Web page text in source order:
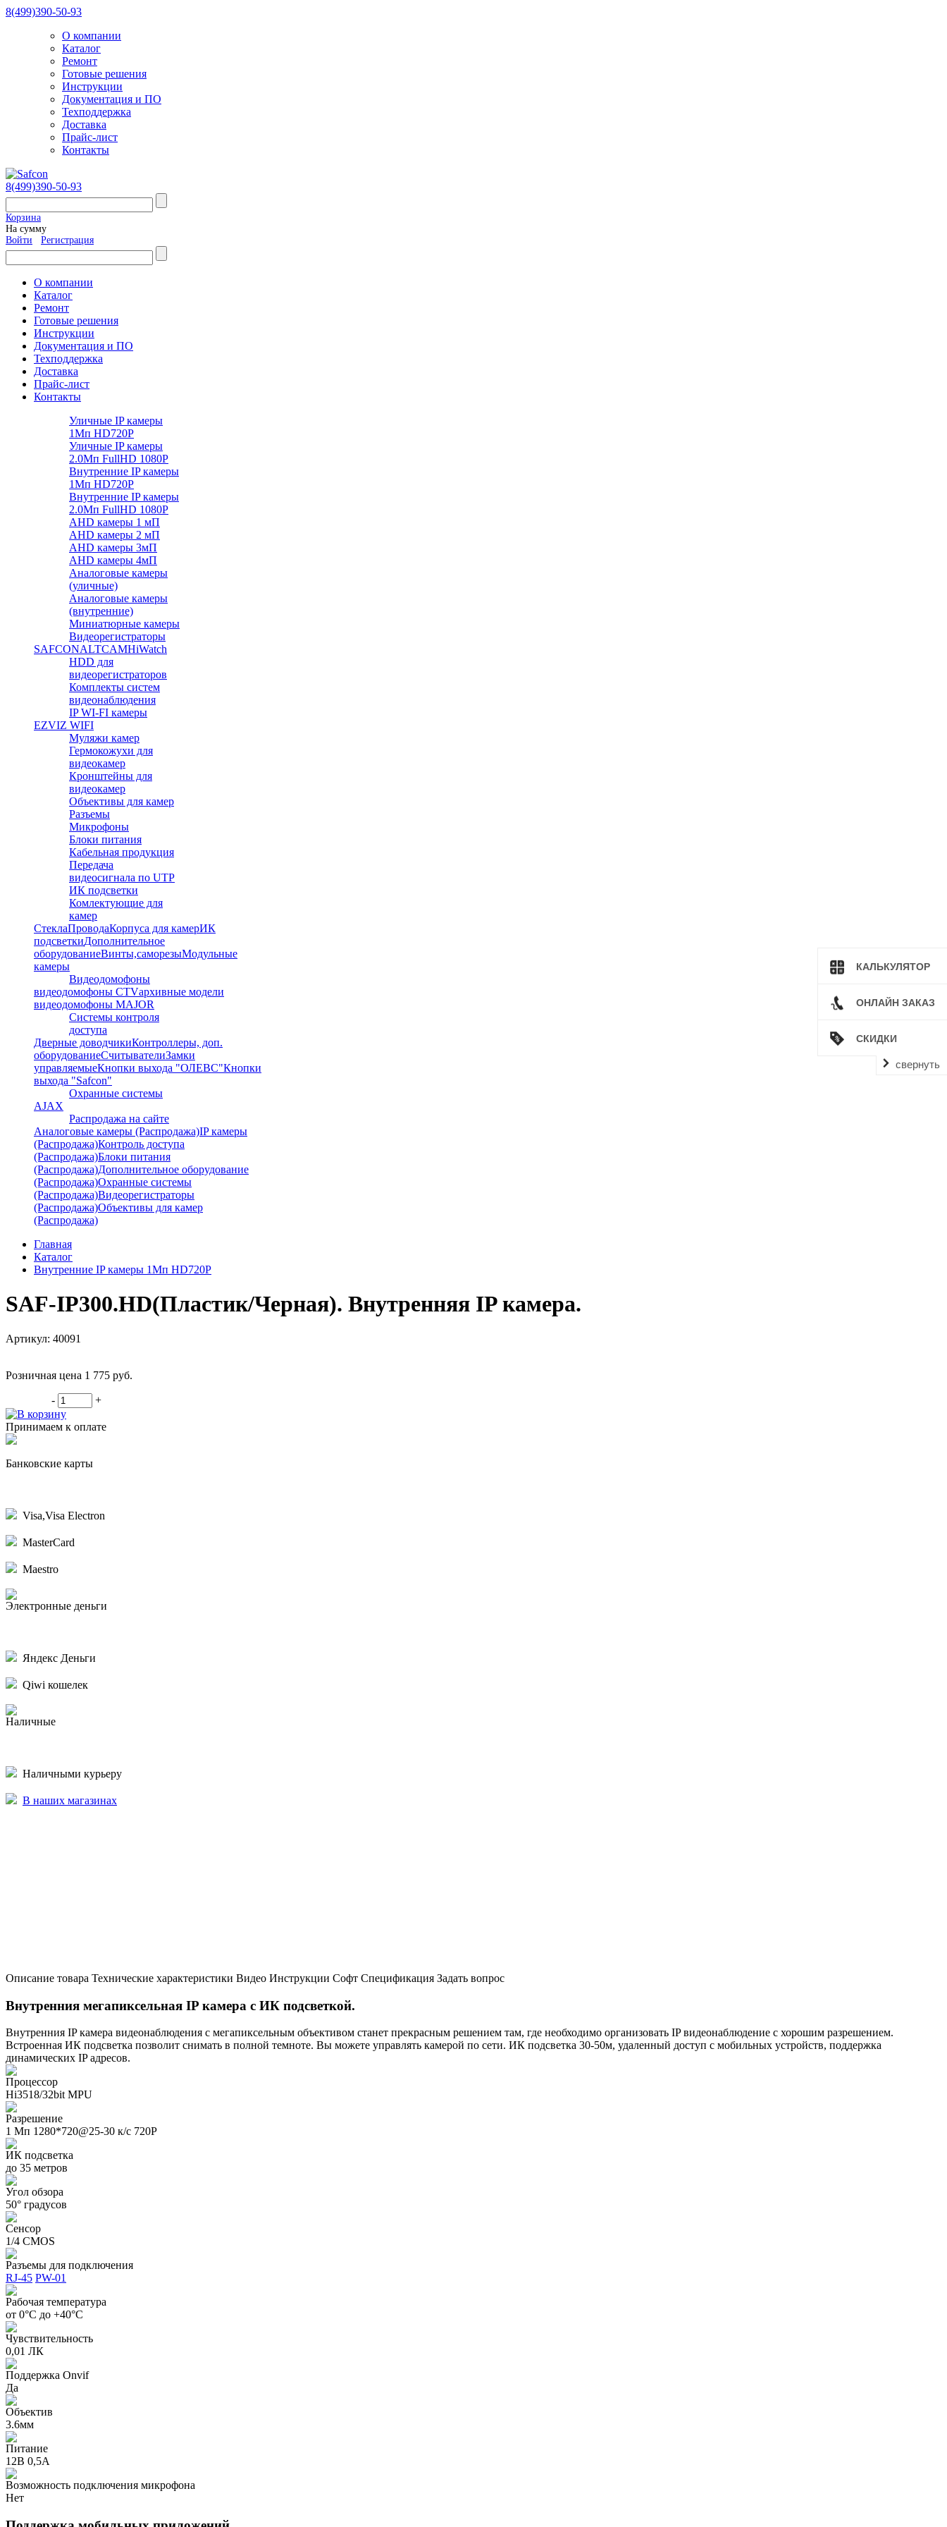
КАЛЬКУЛЯТОР
ОНЛАЙН ЗАКАЗ
СКИДКИ
свернуть
8(499)390-50-93
О компании
Каталог
Ремонт
Готовые решения
Инструкции
Документация и ПО
Техподдержка
Доставка
Прайс-лист
Контакты
8(499)390-50-93
Корзина
На сумму
Войти
Регистрация
О компании
Каталог
Ремонт
Готовые решения
Инструкции
Документация и ПО
Техподдержка
Доставка
Прайс-лист
Контакты
Уличные IP камеры
1Мп HD720P
Уличные IP камеры
2.0Мп FullHD 1080P
Внутренние IP камеры
1Мп HD720P
Внутренние IP камеры
2.0Мп FullHD 1080P
AHD камеры 1 мП
AHD камеры 2 мП
AHD камеры 3мП
AHD камеры 4мП
Аналоговые камеры
(уличные)
Аналоговые камеры
(внутренние)
Миниатюрные камеры
Видеорегистраторы
SAFCONALTCAMHiWatch
HDD для
видеорегистраторов
Комплекты систем
видеонаблюдения
IP WI-FI камеры
EZVIZ WIFI
Муляжи камер
Гермокожухи для
видеокамер
Кронштейны для
видеокамер
Объективы для камер
Разъемы
Микрофоны
Блоки питания
Кабельная продукция
Передача
видеосигнала по UTP
ИК подсветки
Комлектующие для
камер
СтеклаПроводаКорпуса для камерИК
подсветкиДополнительное
оборудованиеВинты,саморезыМодульные
камеры
Видеодомофоны
видеодомофоны CTVархивные модели
видеодомофоны MAJOR
Системы контроля
доступа
Дверные доводчикиКонтроллеры, доп.
оборудованиеСчитывателиЗамки
управляемыеКнопки выхода "ОЛЕВС"Кнопки
выхода "Safcon"
Охранные системы
AJAX
Распродажа на сайте
Аналоговые камеры (Распродажа)IP камеры
(Распродажа)Контроль доступа
(Распродажа)Блоки питания
(Распродажа)Дополнительное оборудование
(Распродажа)Охранные системы
(Распродажа)Видеорегистраторы
(Распродажа)Объективы для камер
(Распродажа)
Главная
Каталог
Внутренние IP камеры 1Мп HD720P
SAF-IP300.HD(Пластик/Черная). Внутренняя IP камера.
Артикул: 40091
Розничная цена 1 775 руб.
-
+
В корзину
Принимаем к оплате
Банковские карты
Visa,Visa Electron
MasterCard
Maestro
Электронные деньги
Яндекс Деньги
Qiwi кошелек
Наличные
Наличными курьеру
В наших магазинах
Описание товара Технические характеристики Видео Инструкции Софт Спецификация Задать вопрос
Внутренния мегапиксельная IP камера с ИК подсветкой.
Внутренния IP камера видеонаблюдения с мегапиксельным объективом станет прекрасным решением там, где необходимо организовать IP видеонаблюдение с хорошим разрешением.
Встроенная ИК подсветка позволит снимать в полной темноте. Вы можете управлять камерой по сети. ИК подсветка 30-50м, удаленный доступ с мобильных устройств, поддержка
динамических IP адресов.
Процессор
Hi3518/32bit MPU
Разрешение
1 Мп 1280*720@25-30 к/c 720P
ИК подсветка
до 35 метров
Угол обзора
50° градусов
Сенсор
1/4 CMOS
Разъемы для подключения
RJ-45 PW-01
Рабочая температура
от 0°C до +40°C
Чувствительность
0,01 ЛК
Поддержка Onvif
Да
Объектив
3.6мм
Питание
12В 0,5А
Возможность подключения микрофона
Нет